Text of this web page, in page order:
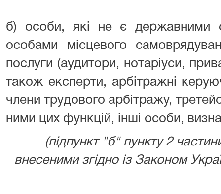
б) особи, які не є державними
особами місцевого
послуги (аудитори, нотаріуси,
також експерти, арбітражні
члени трудового арбітражу,
ними цих функцій, інші особи,
(підпункт "б" пункту 2
внесеними згідно із Законом